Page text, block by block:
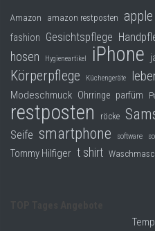
Amazon amazon restposten apple
fashion Gesichtspflege
hosen Hygieneartikel iPhone
Körperpflege Küchengeräte
Modeschmuck Ohrringe parfüm
restposten röcke
Seife smartphone software
Tommy Hilfiger t shirt